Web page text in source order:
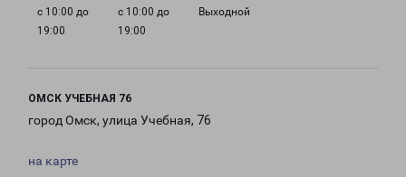
с 10:00 до
19:00
с 10:00 до
19:00
Выходной
ОМСК УЧЕБНАЯ 76
город Омск, улица Учебная, 76
на карте